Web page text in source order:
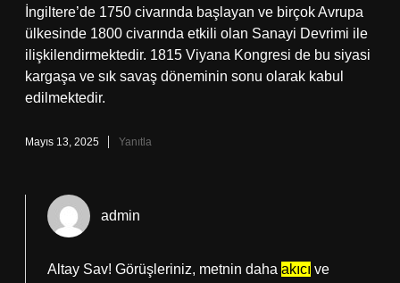
İngiltere’de 1750 civarında başlayan ve birçok Avrupa
ülkesinde 1800 civarında etkili olan Sanayi Devrimi ile
ilişkilendirmektedir. 1815 Viyana Kongresi de bu siyasi
kargaşa ve sık savaş döneminin sonu olarak kabul
edilmektedir.
Mayıs 13, 2025 Yanıtla
admin
Altay Sav! Görüşleriniz, metnin daha akıcı ve